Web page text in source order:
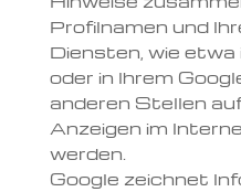
Profilnamen und
Diensten, wie
oder in Ihrem
anderen Stellen
Anzeigen im
werden.
Google zeichnet